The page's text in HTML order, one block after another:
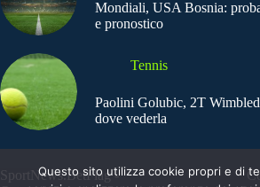
Mondiali, USA Bosnia:
e pronostico
Tennis
Paolini Golubic, 2T
dove vederla
SportNews.BetFlag -
Questo sito utilizza cookie propri e di